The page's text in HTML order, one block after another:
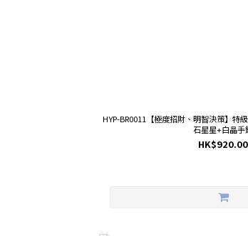
HYP-BR0011【極度招財、明智決策】特
石星星+白晶手
HK$920.00